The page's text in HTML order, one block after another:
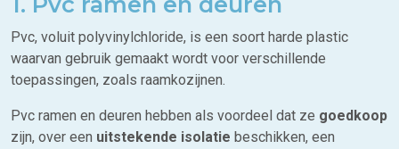
Pvc, voluit polyvinylchloride, is een soort harde plastic
waarvan gebruik gemaakt wordt voor verschillende
toepassingen, zoals raamkozijnen.
Pvc ramen en deuren hebben als voordeel dat ze goedkoop
zijn, over een uitstekende isolatie beschikken, een